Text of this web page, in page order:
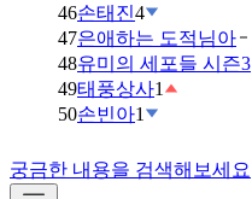
46손태진4
47은애하는 도적님아
48유미의 세포들 시즌3
49태풍상사1
50손빈아1
궁금한 내용을 검색해보세요